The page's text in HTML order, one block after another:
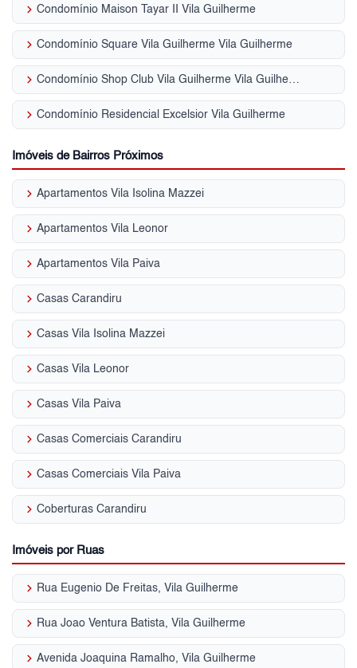
keyboard_arrow_right Condomínio Maison Tayar II Vila Guilherme
keyboard_arrow_right Condomínio Square Vila Guilherme Vila Guilherme
keyboard_arrow_right Condomínio Shop Club Vila Guilherme Vila Guilherme
keyboard_arrow_right Condomínio Residencial Excelsior Vila Guilherme
Imóveis de Bairros Próximos
keyboard_arrow_right Apartamentos Vila Isolina Mazzei
keyboard_arrow_right Apartamentos Vila Leonor
keyboard_arrow_right Apartamentos Vila Paiva
keyboard_arrow_right Casas Carandiru
keyboard_arrow_right Casas Vila Isolina Mazzei
keyboard_arrow_right Casas Vila Leonor
keyboard_arrow_right Casas Vila Paiva
keyboard_arrow_right Casas Comerciais Carandiru
keyboard_arrow_right Casas Comerciais Vila Paiva
keyboard_arrow_right Coberturas Carandiru
Imóveis por Ruas
keyboard_arrow_right Rua Eugenio De Freitas, Vila Guilherme
keyboard_arrow_right Rua Joao Ventura Batista, Vila Guilherme
keyboard_arrow_right Avenida Joaquina Ramalho, Vila Guilherme